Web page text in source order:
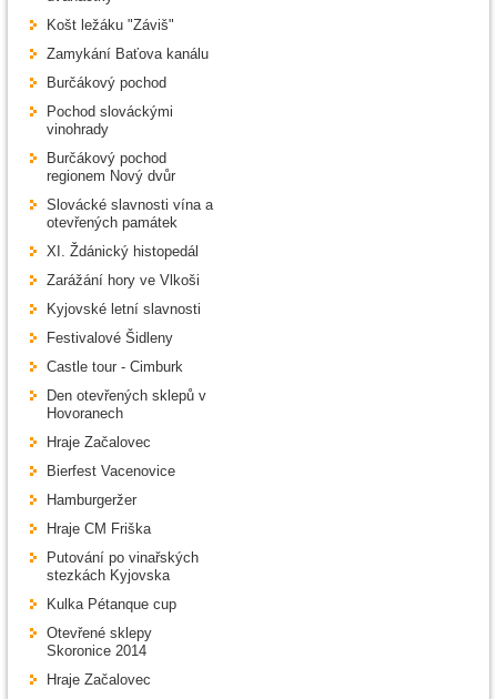
Košt ležáku "Záviš"
Zamykání Baťova kanálu
Burčákový pochod
Pochod slováckými
vinohrady
Burčákový pochod
regionem Nový dvůr
Slovácké slavnosti vína a
otevřených památek
XI. Ždánický histopedál
Zarážání hory ve Vlkoši
Kyjovské letní slavnosti
Festivalové Šidleny
Castle tour - Cimburk
Den otevřených sklepů v
Hovoranech
Hraje Začalovec
Bierfest Vacenovice
Hamburgeržer
Hraje CM Friška
Putování po vinařských
stezkách Kyjovska
Kulka Pétanque cup
Otevřené sklepy
Skoronice 2014
Hraje Začalovec